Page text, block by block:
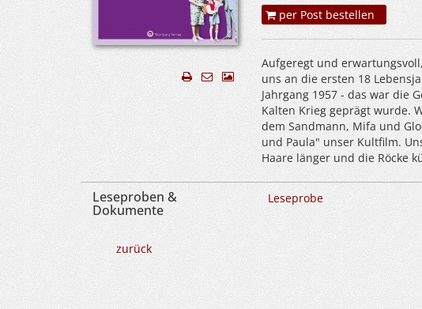
per Post bestellen
Aufgeregt und
uns an die ersten 18
Jahrgang 1957 - das war die
Kalten Krieg geprägt wurde.
dem Sandmann, Mifa und
und Paula" unser Kultfilm.
Haare länger und die Röcke
Leseproben &
Dokumente
Leseprobe
zurück